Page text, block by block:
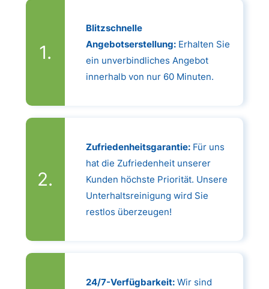
Blitzschnelle
Angebotserstellung:Erhalten Sie
ein unverbindliches Angebot
innerhalb von nur 60 Minuten.
Zufriedenheitsgarantie:Für uns
hat die Zufriedenheit unserer
Kunden höchste Priorität. Unsere
Unterhaltsreinigung wird Sie
restlos überzeugen!
24/7-Verfügbarkeit:Wir sind